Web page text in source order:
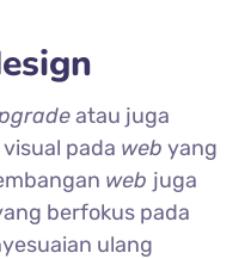
atau juga
pada web yang
web juga
berfokus pada
ulang